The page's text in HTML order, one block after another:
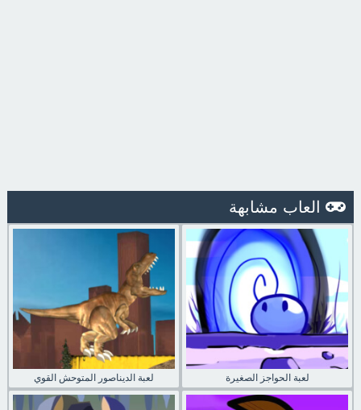
العاب مشابهة
لعبة الديناصور المتوحش القوي لعبة الحواجز الصغيرة